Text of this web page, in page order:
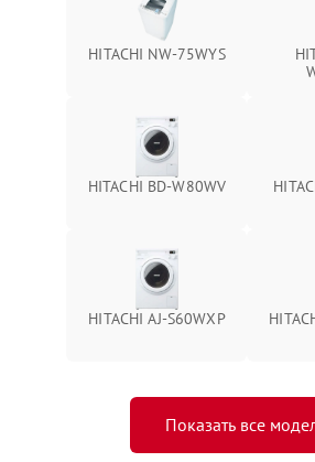
HITACHI NW-75WYS
HITACHI BD-W80WV
HITACHI AJ-S60WXP
Показать все